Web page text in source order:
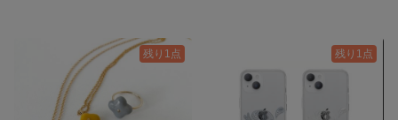
残り1点 残り1点